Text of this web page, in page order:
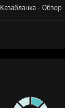
Казабланка - Обзор